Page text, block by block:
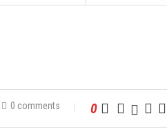
0 comments 0